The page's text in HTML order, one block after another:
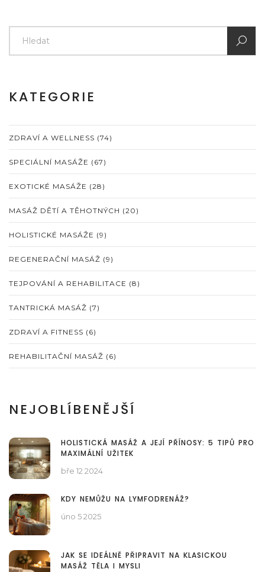
KATEGORIE
ZDRAVÍ A WELLNESS (74)
SPECIÁLNÍ MASÁŽE (67)
EXOTICKÉ MASÁŽE (28)
MASÁŽ DĚTÍ A TĚHOTNÝCH (20)
HOLISTICKÉ MASÁŽE (9)
REGENERAČNÍ MASÁŽ (9)
TEJPOVÁNÍ A REHABILITACE (8)
TANTRICKÁ MASÁŽ (7)
ZDRAVÍ A FITNESS (6)
REHABILITAČNÍ MASÁŽ (6)
NEJOBLÍBENĚJŠÍ
HOLISTICKÁ MASÁŽ A JEJÍ PŘÍNOSY: 5 TIPŮ PRO
MAXIMÁLNÍ UŽITEK
bře 12 2024
KDY NEMŮŽU NA LYMFODRENÁŽ?
úno 5 2025
JAK SE IDEÁLNĚ PŘIPRAVIT NA KLASICKOU
MASÁŽ TĚLA I MYSLI